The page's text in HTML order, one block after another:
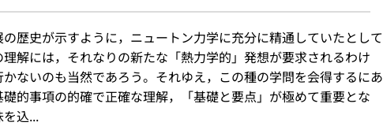
歴史が示すように，ニュートン力学に充分に精通していたとして
解には，それなりの新たな「熱力学的」発想が要求されるわけ
ないのも当然であろう。それゆえ，この種の学問を会得するにあ
的事項の的確で正確な理解，「基礎と要点」が極めて重要とな
込...